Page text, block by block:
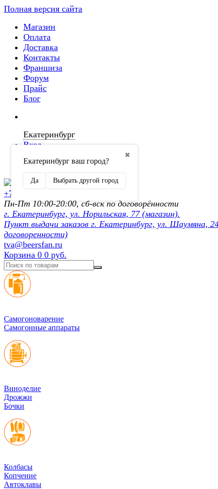
Полная версия сайта
Магазин
Оплата
Доставка
Контакты
Франшиза
Форум
Прайс
Блог
Екатеринбург
✖
Екатеринбург ваш город?
Да Выбрать другой город
Вход
Регистрация
+7 (902) 872-54-70
Пн-Пт 10:00-20:00, сб-вск по договорённости
г. Екатеринбург, ул. Норильская, 77 (магазин).
Пункт выдачи заказов г. Екатеринбург, ул. Шаумяна,
договоренности)
tva@beersfan.ru
Корзина 0 0 руб.
Cамогоноварение
Самогонные аппараты
Виноделие
Дрожжи
Бочки
Колбасы
Копчение
Автоклавы